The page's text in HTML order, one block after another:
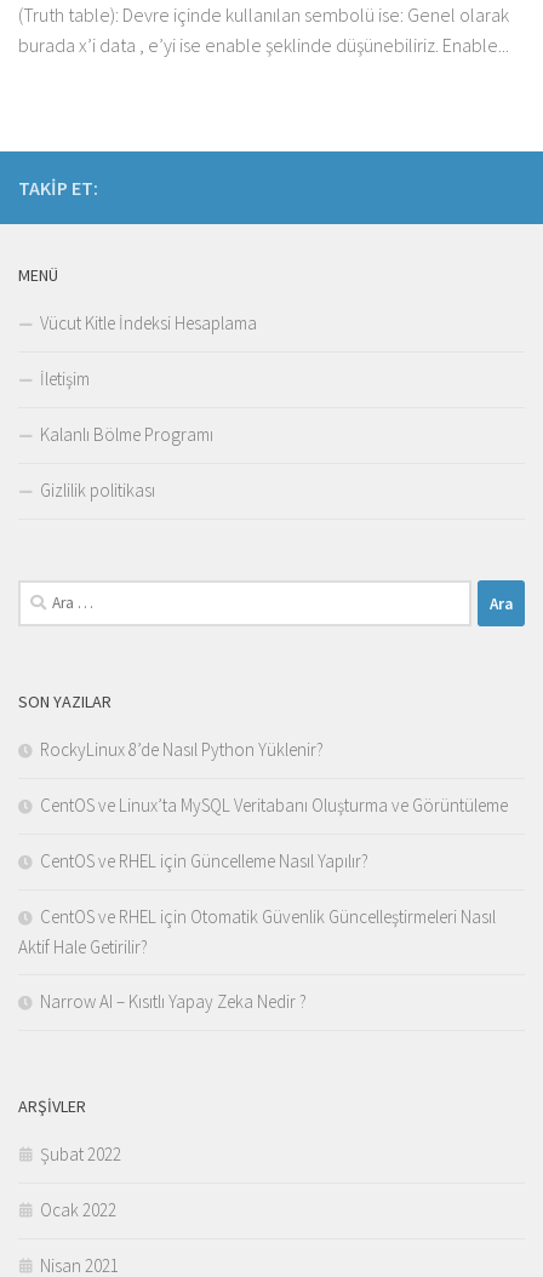
(Truth table): Devre içinde kullanılan sembolü ise: Genel olarak
burada x’i data , e’yi ise enable şeklinde düşünebiliriz. Enable...
TAKIP ET:
MENÜ
Vücut Kitle İndeksi Hesaplama
İletişim
Kalanlı Bölme Programı
Gizlilik politikası
Arama:
SON YAZILAR
RockyLinux 8’de Nasıl Python Yüklenir?
CentOS ve Linux’ta MySQL Veritabanı Oluşturma ve Görüntüleme
CentOS ve RHEL için Güncelleme Nasıl Yapılır?
CentOS ve RHEL için Otomatik Güvenlik Güncelleştirmeleri Nasıl
Aktif Hale Getirilir?
Narrow AI – Kısıtlı Yapay Zeka Nedir ?
ARŞIVLER
Şubat 2022
Ocak 2022
Nisan 2021